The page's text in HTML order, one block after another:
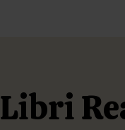
Libri